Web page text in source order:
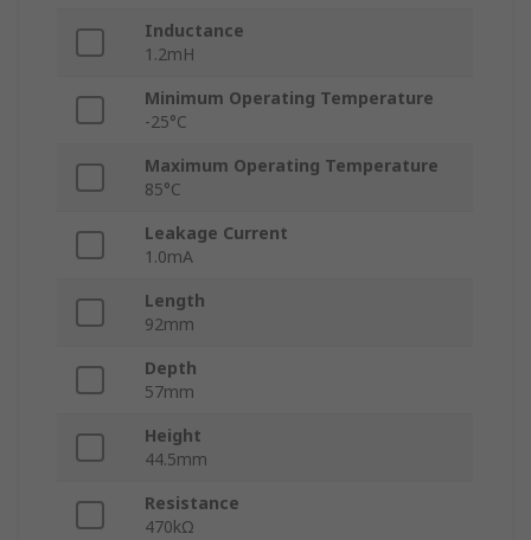
Inductance
1.2mH
Minimum Operating Temperature
-25°C
Maximum Operating Temperature
85°C
Leakage Current
1.0mA
Length
92mm
Depth
57mm
Height
44.5mm
Resistance
470kΩ